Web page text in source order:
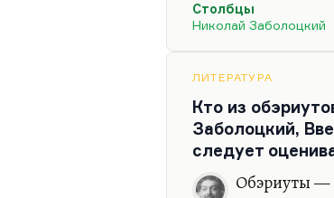
Роскина о
бесспорно).
замечательное
Конечно, ОБЭРИУ
Хлебникова, но
Столбцы
Николай Заболоцкий
ЛИТЕРАТУРА
Кто из
Заболоцкий,
следует
Обэриуты —